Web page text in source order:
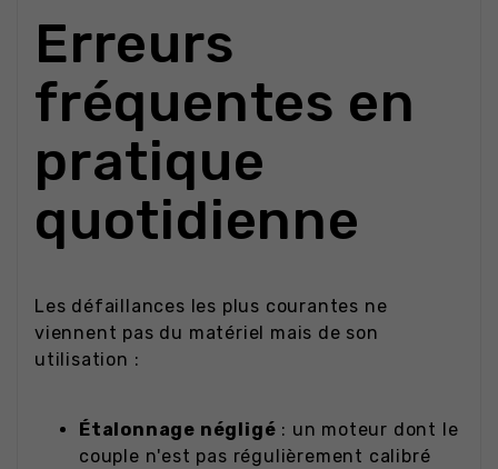
Erreurs
fréquentes en
pratique
quotidienne
Les défaillances les plus courantes ne
viennent pas du matériel mais de son
utilisation :
Étalonnage négligé : un moteur dont le
couple n'est pas régulièrement calibré